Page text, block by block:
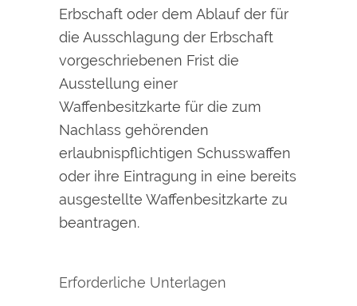
Erbschaft oder dem Ablauf der für
die Ausschlagung der Erbschaft
vorgeschriebenen Frist die
Ausstellung einer
Waffenbesitzkarte für die zum
Nachlass gehörenden
erlaubnispflichtigen Schusswaffen
oder ihre Eintragung in eine bereits
ausgestellte Waffenbesitzkarte zu
beantragen.
Erforderliche Unterlagen